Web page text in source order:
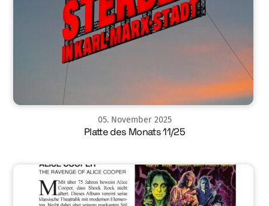
05. November 2025
Platte des Monats 11/25